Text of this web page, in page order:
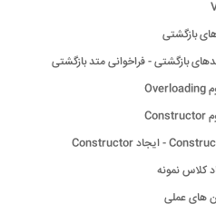
بازگشتی - فراخوانی متد بازگشتی